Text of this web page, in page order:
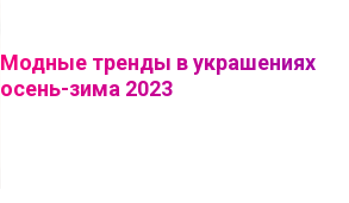
Модные тренды в украшениях
осень-зима 2023